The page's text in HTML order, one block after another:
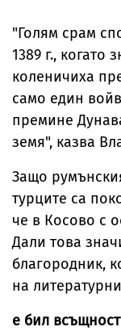
"Голям срам
1389 г., когато
коленичиха
само един
премине
земя", казва
Защо
турците са
че в Косово с
Дали това
благородник,
на
е бил